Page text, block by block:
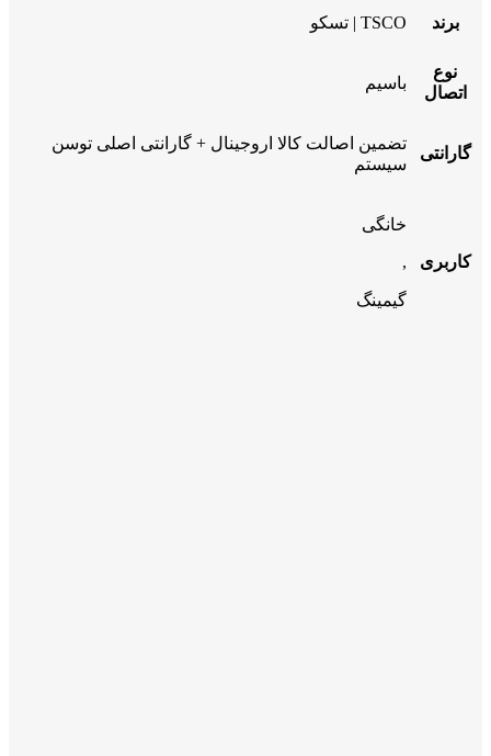
برند TSCO | تسکو
نوع
اتصال
باسیم
گارانتی
تضمین اصالت کالا اروجینال + گارانتی اصلی توسن
سیستم
کاربری
خانگی
,
گیمینگ